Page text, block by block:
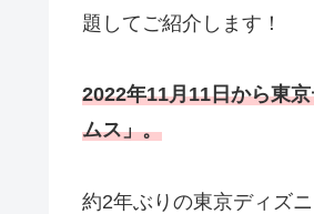
題してご紹介します！
2022年11月11日から東
ムス」。
約2年ぶりの東京ディズ